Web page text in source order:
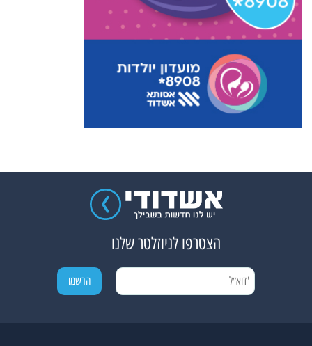
הצטרפו לניוזלטר שלנו